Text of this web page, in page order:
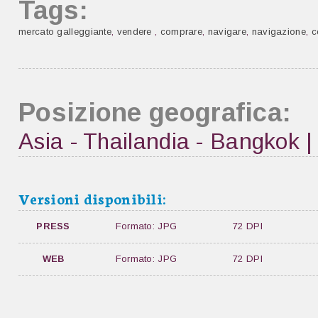
Tags:
mercato galleggiante, vendere, comprare, navigare, navigazione,
Posizione geografica:
Asia - Thailandia - Bangkok
Versioni disponibili:
PRESS Formato: JPG 72 DPI
WEB Formato: JPG 72 DPI